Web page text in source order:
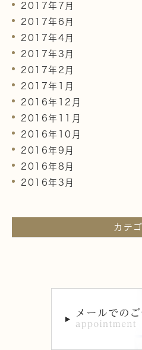
2017年7月
2017年6月
2017年4月
2017年3月
2017年2月
2017年1月
2016年12月
2016年11月
2016年10月
2016年9月
2016年8月
2016年3月
カテ